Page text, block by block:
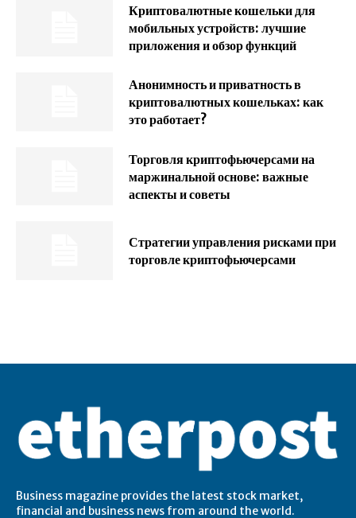
Криптовалютные кошельки для
мобильных устройств: лучшие
приложения и обзор функций
Анонимность и приватность в
криптовалютных кошельках: как
это работает?
Торговля криптофьючерсами на
маржинальной основе: важные
аспекты и советы
Стратегии управления рисками при
торговле криптофьючерсами
Business magazine provides the latest stock market,
financial and business news from around the world.